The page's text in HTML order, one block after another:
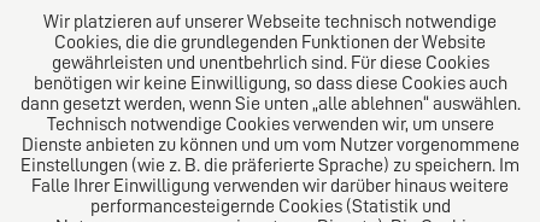
Über uns
Das Kanzlei-Vertrauensnetzwerk. Aus Europa für die
Welt. Für den erfolgreichen Mittelstand.
Folgen Sie uns auf
Wir platzieren auf unserer Webseite technisch notwendige
Cookies, die die grundlegenden Funktionen der Website
gewährleisten und unentbehrlich sind. Für diese Cookies
benötigen wir keine Einwilligung, so dass diese Cookies auch
dann gesetzt werden, wenn Sie unten „alle ablehnen“ auswählen.
Technisch notwendige Cookies verwenden wir, um unsere
Dienste anbieten zu können und um vom Nutzer vorgenommene
Einstellungen (wie z. B. die präferierte Sprache) zu speichern. Im
Falle Ihrer Einwilligung verwenden wir darüber hinaus weitere
performancesteigernde Cookies (Statistik und